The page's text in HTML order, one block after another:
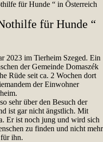
für Hunde “ in Österreich
für Hunde “
2023 im Tierheim Szeged. Ein
der Gemeinde Domaszék
Rüde seit ca. 2 Wochen dort
der Einwohner
sehr über den Besuch der
ist gar nicht ängstlich. Mit
Er ist noch jung und wird sich
zu finden und nicht mehr
ihn.